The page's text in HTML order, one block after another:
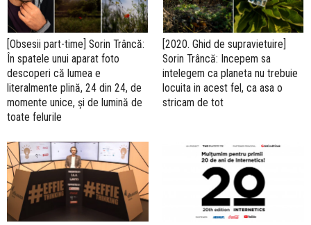
[Obsesii part-time] Sorin Trâncă:
În spatele unui aparat foto
descoperi că lumea e
literalmente plină, 24 din 24, de
momente unice, și de lumină de
toate felurile
[2020. Ghid de supravietuire]
Sorin Trâncă: Incepem sa
intelegem ca planeta nu trebuie
locuita in acest fel, ca asa o
stricam de tot